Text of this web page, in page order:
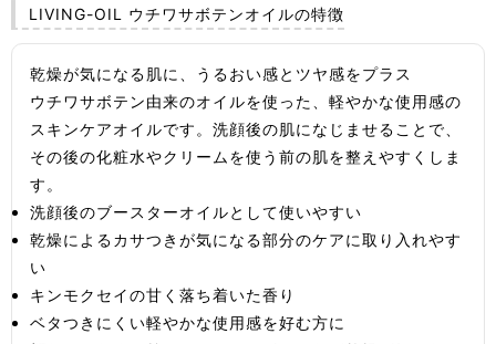
LIVING-OIL ウチワサボテンオイルの特徴
乾燥が気になる肌に、うるおい感とツヤ感をプラス
ウチワサボテン由来のオイルを使った、軽やかな使用感の
スキンケアオイルです。洗顔後の肌になじませることで、
その後の化粧水やクリームを使う前の肌を整えやすくしま
す。
洗顔後のブースターオイルとして使いやすい
乾燥によるカサつきが気になる部分のケアに取り入れやす
い
キンモクセイの甘く落ち着いた香り
ベタつきにくい軽やかな使用感を好む方に